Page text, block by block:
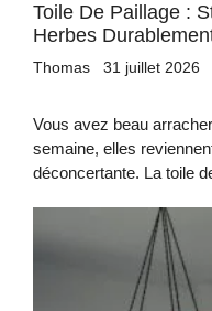
Toile De Paillage :
Herbes
Thomas 31 juillet 2026
Vous avez beau
semaine, elles
déconcertante. La toile